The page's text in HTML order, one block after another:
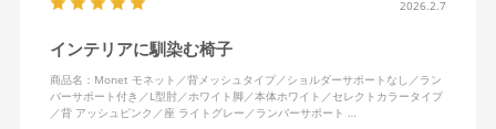
2026.2.7
インテリアに馴染む椅子
商品名：Monet モネット／背メッシュタイプ／ショルダーサポートなし／ラン
バーサポート付き／L型肘／ホワイト脚／本体ホワイト／セレクトカラータイプ
／背 アッシュピンク／座 ライトグレー／ランバーサポート …